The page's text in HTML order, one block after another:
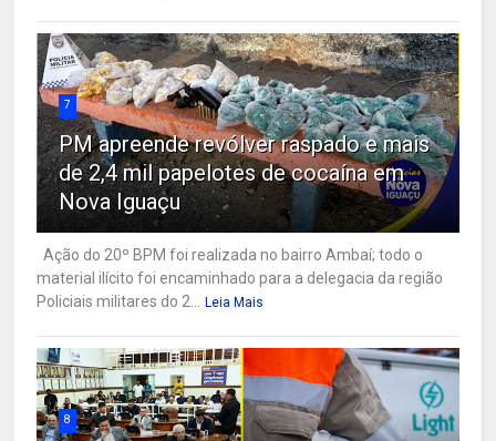
7
PM apreende revólver raspado e mais
de 2,4 mil papelotes de cocaína em
Nova Iguaçu
Ação do 20º BPM foi realizada no bairro Ambaí; todo o
material ilícito foi encaminhado para a delegacia da região
Policiais militares do 2... Leia Mais
8